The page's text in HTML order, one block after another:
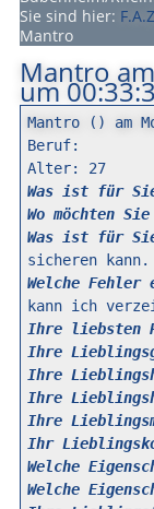
Sie sind hier:
Mantro
Mantro
um
Mantro () am
Beruf:
Alter: 27
Was ist für
Wo möchten
Was ist für
Welche Fehler
Ihre liebsten
Ihre
Ihre
Ihre
Ihre
Ihr
Welche
Welche